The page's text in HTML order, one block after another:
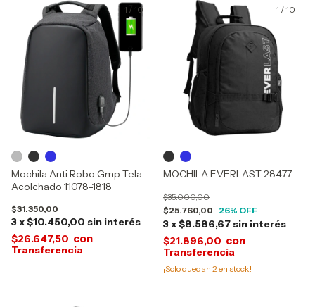
1 / 10
Mochila Anti Robo Gmp Tela
Acolchado 11078-1818
$31.350,00
3x$10.450,00 sin interés
$26.647,50 con
1 /10
MOCHILA EVERLAST 28477
$25.760,00
$35.000,00
26% OFF
3x$8.586,67 sin interés
$21.896,00 con
¡Solo quedan 2en stock!